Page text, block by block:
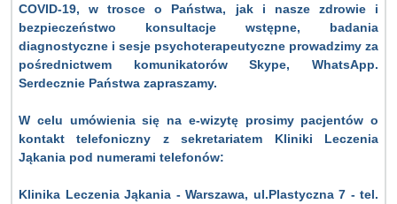
COVID-19, w trosce o Państwa, jak i nasze zdrowie i
bezpieczeństwo konsultacje wstępne, badania
diagnostyczne i sesje psychoterapeutyczne prowadzimy za
pośrednictwem komunikatorów Skype, WhatsApp.
Serdecznie Państwa zapraszamy.
W celu umówienia się na e-wizytę prosimy pacjentów o
kontakt telefoniczny z sekretariatem Kliniki Leczenia
Jąkania pod numerami telefonów:
Klinika Leczenia Jąkania - Warszawa, ul.Plastyczna 7 - tel.